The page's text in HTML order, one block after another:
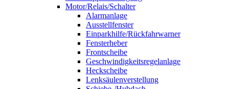
Motor/Relais/Schalter
Alarmanlage
Ausstellfenster
Einparkhilfe/Rückfahrwarner
Fensterheber
Frontscheibe
Geschwindigkeitsregelanlage
Heckscheibe
Lenksäulenverstellung